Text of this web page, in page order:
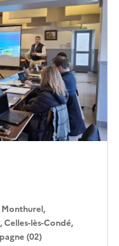
Celles-lès-Condé,
(02)